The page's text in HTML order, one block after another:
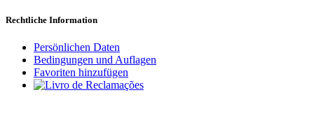
Rechtliche Information
Persönlichen Daten
Bedingungen und Auflagen
Favoriten hinzufügen